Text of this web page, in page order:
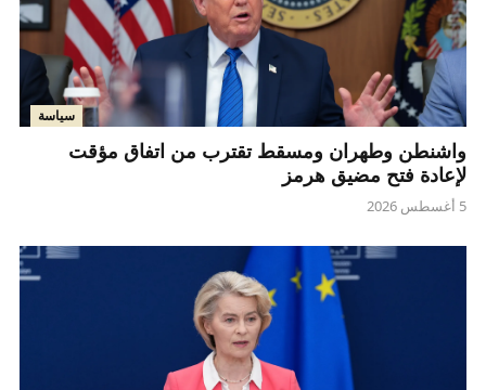
سياسة
واشنطن وطهران ومسقط تقترب من اتفاق مؤقت
لإعادة فتح مضيق هرمز
5 أغسطس 2026